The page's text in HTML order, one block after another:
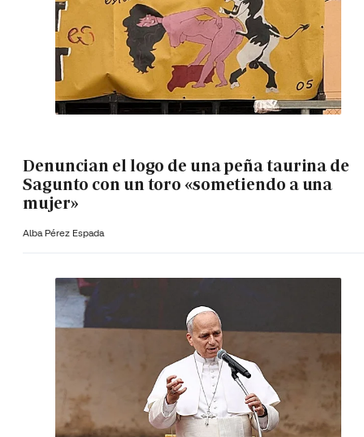
Denuncian el logo de una peña taurina de
Sagunto con un toro «sometiendo a una
mujer»
Alba Pérez Espada